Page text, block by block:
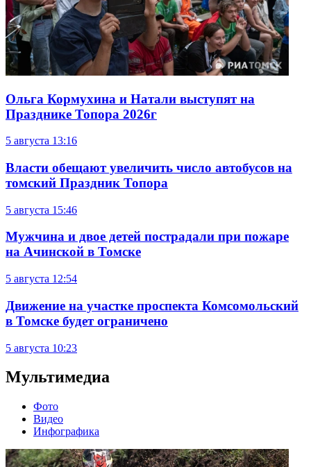
Ольга Кормухина и Натали выступят на
Празднике Топора 2026г
5 августа 13:16
Власти обещают увеличить число автобусов на
томский Праздник Топора
5 августа 15:46
Мужчина и двое детей пострадали при пожаре
на Ачинской в Томске
5 августа 12:54
Движение на участке проспекта Комсомольский
в Томске будет ограничено
5 августа 10:23
Мультимедиа
Фото
Видео
Инфографика